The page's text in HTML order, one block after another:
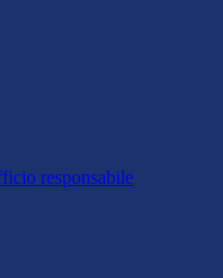
responsabile